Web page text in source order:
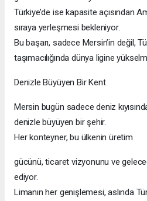
Türkiye’de ise kapasite açısından
sıraya yerleşmesi bekleniyor.
Bu başarı, sadece Mersin’in değil,
taşımacılığında dünya ligine
Denizle Büyüyen Bir Kent
Mersin bugün sadece deniz
denizle büyüyen bir şehir.
Her konteyner, bu ülkenin üretim
gücünü, ticaret vizyonunu ve
ediyor.
Limanın her genişlemesi, aslında